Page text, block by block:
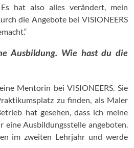
Es hat also alles verändert, mein
die Angebote bei VISIONEERS
Ausbildung. Wie hast du die
Mentorin bei VISIONEERS. Sie
zu finden, als Maler
hat gesehen, dass ich meine
Ausbildungsstelle angeboten.
im zweiten Lehrjahr und werde